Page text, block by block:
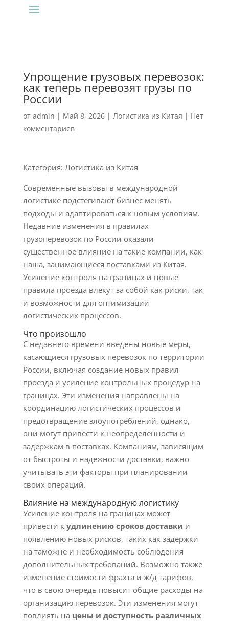
Упрощение грузовых перевозок:
как теперь перевозят грузы по
России
от admin | Май 8, 2026| Логистика из Китая | Нет
комментариев
Категория: Логистика из Китая
Современные вызовы в международной
логистике подстегивают бизнес менять
подходы и адаптироваться к новым условиям.
Недавние изменения в правилах
грузоперевозок по России оказали
существенное влияние на такие компании, как
наша, занимающиеся поставками из Китая.
Усиление контроля на границах и новые
правила проезда влекут за собой как риски, так
и возможности для оптимизации
логистических процессов.
Что произошло
С недавнего времени введены новые меры,
касающиеся грузовых перевозок по территории
России, включая создание новых правил
проезда и усиление контрольных процедур на
границах. Эти изменения направлены на
координацию логистических процессов и
предотвращение злоупотреблений, однако,
они могут привести к неопределенности и
задержкам в поставках. Компаниям, зависящим
от быстроты и надежности доставки, важно
учитывать эти факторы при планировании
своих операций.
Влияние на международную логистику
Усиление контроля на границах может
привести к удлинению сроков доставки и
появлению новых рисков, таких как задержки
на таможне и необходимость соблюдения
дополнительных требований. Возможно также
изменение стоимости фрахта и ж/д тарифов,
что в свою очередь повысит общие расходы на
организацию перевозок. Эти изменения могут
повлиять на цены и доступность различных